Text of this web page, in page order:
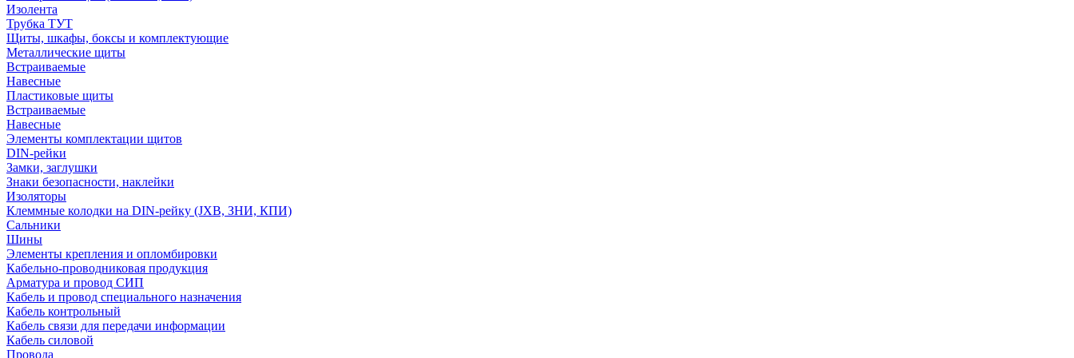
Изолента
Трубка ТУТ
Щиты, шкафы, боксы и комплектующие
Металлические щиты
Встраиваемые
Навесные
Пластиковые щиты
Встраиваемые
Навесные
Элементы комплектации щитов
DIN-рейки
Замки, заглушки
Знаки безопасности, наклейки
Изоляторы
Клеммные колодки на DIN-рейку (JXB, ЗНИ, КПИ)
Сальники
Шины
Элементы крепления и опломбировки
Кабельно-проводниковая продукция
Арматура и провод СИП
Кабель и провод специального назначения
Кабель контрольный
Кабель связи для передачи информации
Кабель силовой
Провода